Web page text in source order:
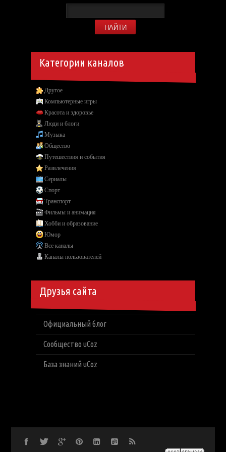
Категории каналов
Другое
Компьютерные игры
Красота и здоровье
Люди и блоги
Музыка
Общество
Путешествия и события
Развлечения
Сериалы
Спорт
Транспорт
Фильмы и анимация
Хобби и образование
Юмор
Все каналы
Каналы пользователей
Друзья сайта
Официальный блог
Сообщество uCoz
База знаний uCoz